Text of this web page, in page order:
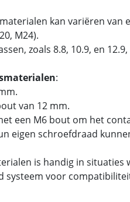
kan variëren van
M24).
zoals 8.8, 10.9, en
:
van 12 mm.
een M6 bout om het
eigen schroefdraad
is handig in situaties
systeem voor